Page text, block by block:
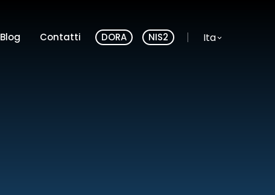
Blog Contatti DORA NIS2 Lingua del sito:
Ita